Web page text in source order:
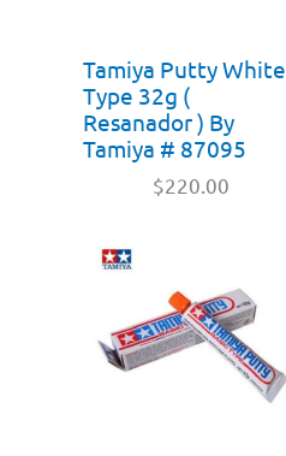
Tamiya Putty White
Type 32g (
Resanador ) By
Tamiya # 87095
$220.00